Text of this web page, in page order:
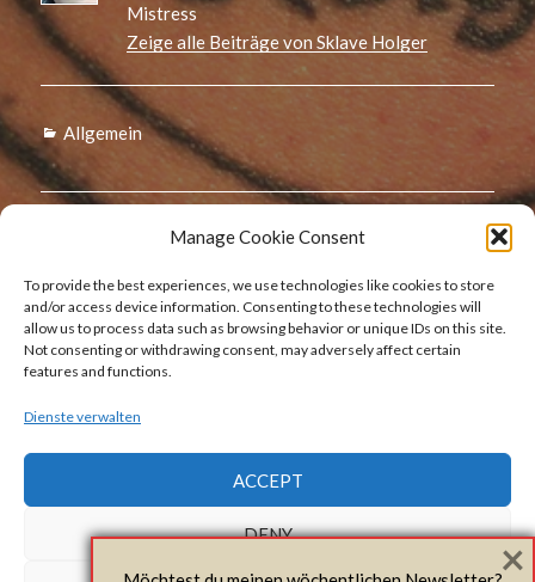
Manage Cookie Consent
To provide the best experiences, we use technologies like cookies to store
and/or access device information. Consenting to these technologies will
allow us to process data such as browsing behavior or unique IDs on this site.
Not consenting or withdrawing consent, may adversely affect certain
features and functions.
Dienste verwalten
ACCEPT
DENY
Mistress
Zeige alle Beiträge von Sklave Holger
Kategorien
Allgemein
Beitragsnavigation
Beitrag:
Wochenbericht für die Woche
02/2016
Wochenbericht für die Woche
×